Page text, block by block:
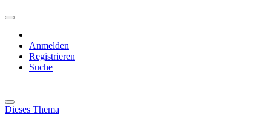
Anmelden
Registrieren
Suche
Dieses Thema